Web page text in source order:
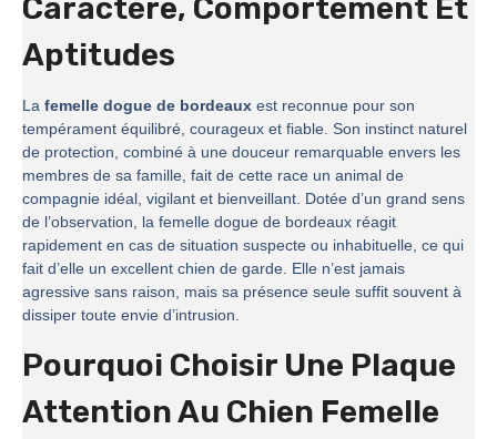
Caractère, Comportement Et
Aptitudes
La femelle dogue de bordeaux est reconnue pour son
tempérament équilibré, courageux et fiable. Son instinct naturel
de protection, combiné à une douceur remarquable envers les
membres de sa famille, fait de cette race un animal de
compagnie idéal, vigilant et bienveillant. Dotée d’un grand sens
de l’observation, la femelle dogue de bordeaux réagit
rapidement en cas de situation suspecte ou inhabituelle, ce qui
fait d’elle un excellent chien de garde. Elle n’est jamais
agressive sans raison, mais sa présence seule suffit souvent à
dissiper toute envie d’intrusion.
Pourquoi Choisir Une Plaque
Attention Au Chien Femelle